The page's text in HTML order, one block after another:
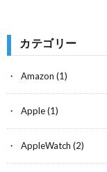
カテゴリー
Amazon (1)
Apple(1)
AppleWatch (2)